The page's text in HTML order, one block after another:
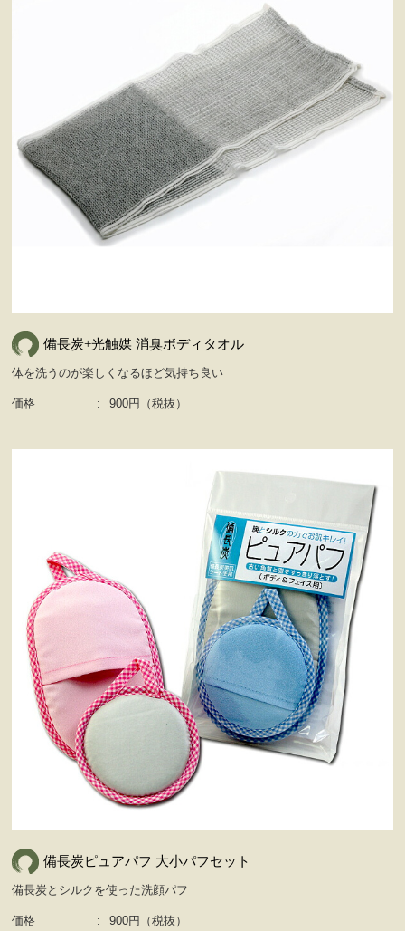
備長炭+光触媒 消臭ボディタオル
体を洗うのが楽しくなるほど気持ち良い
価格 : 900円（税抜）
備長炭ピュアパフ 大小パフセット
備長炭とシルクを使った洗顔パフ
価格 : 900円（税抜）